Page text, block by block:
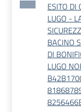
ESITO DI
LUGO -
BACINO
DI
LUGO